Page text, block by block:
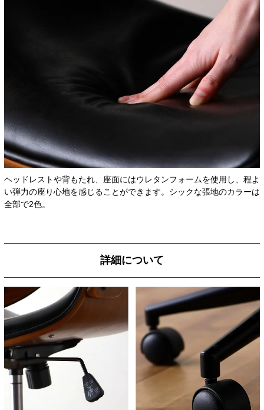
ヘッドレストや背もたれ、座面にはウレタンフォームを使用し、程よ
い弾力の座り心地を感じることができます。シックな張地のカラーは
全部で2色。
詳細について